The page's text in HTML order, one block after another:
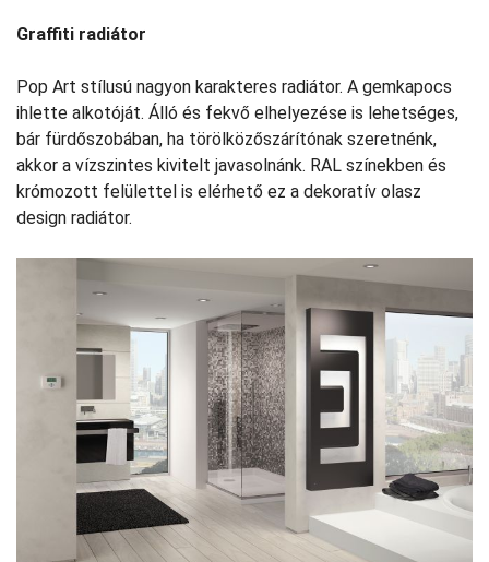
Graffiti radiátor
Pop Art stílusú nagyon karakteres radiátor. A gemkapocs
ihlette alkotóját. Álló és fekvő elhelyezése is lehetséges,
bár fürdőszobában, ha törölközőszárítónak szeretnénk,
akkor a vízszintes kivitelt javasolnánk. RAL színekben és
krómozott felülettel is elérhető ez a dekoratív olasz
design radiátor.